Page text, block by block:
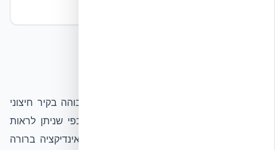
רכב נוסעים איבד שליטה והתנגש בעוצמה גבוהה בקיר חיצוני
של בית מגורים שנבנה בשיטת ICF. הרכב, כפי שניתן לראות
בתמונות 5–6, ספג עיוות חזית משמעותי – אינדיקציה ברורה